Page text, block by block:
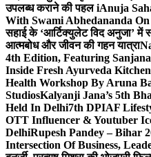
उपलब्ध कराने की पहल iAnuja
With Swami Abhedananda
सहाई के ‘आर्टिक्युलेट विद अनुजा’ में
आत्मबोध और जीवन की गहन यात्रा
4th Edition, Featuring
Inside Fresh Ayurveda Kitchen
Health Workshop By Aruna
StudiosKalyanji Jana’s 5th
Held In Delhi7th DPIAF
OTT Influencer & Youtuber
DelhiRupesh Pandey – Bihar
Intersection Of Business,